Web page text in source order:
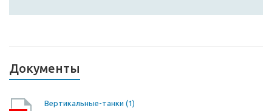
Документы
Вертикальные-танки (1)